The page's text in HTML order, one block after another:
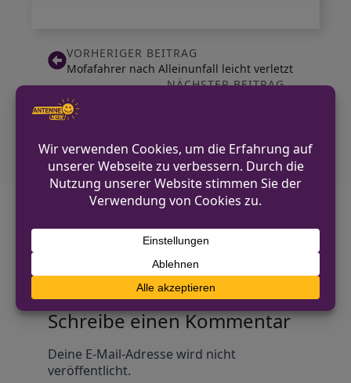
VORHERIGER BEITRAG
Mofafahrer nach Alleinunfall leicht verletzt
NÄCHSTER BEITRAG
Diskutiere mit!
Anonym und ganz ohne Anmeldezwang!
Alle Kommentare werden von unserer Redaktion im
Vorfeld geprüft.
Schreibe einen Kommentar
Deine E-Mail-Adresse wird nicht
veröffentlicht.